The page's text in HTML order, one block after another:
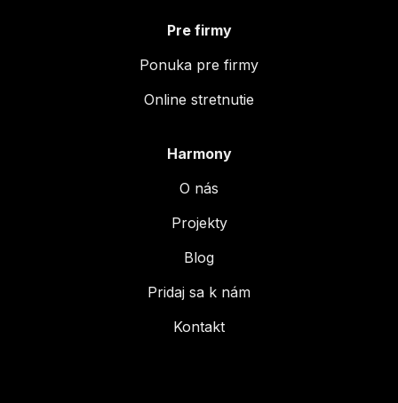
Pre firmy
Ponuka pre firmy
Online stretnutie
Harmony
O nás
Projekty
Blog
Pridaj sa k nám
Kontakt